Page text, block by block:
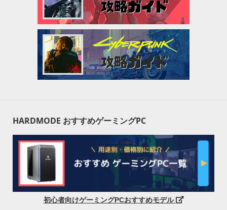
HARDMODE おすすめゲーミングPC
初心者向けゲーミングPCおすすめモデル